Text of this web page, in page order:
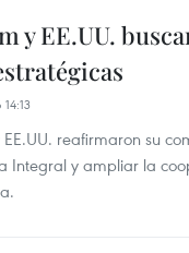
y EE.UU.
reafirmaron su
Integral y ampliar la